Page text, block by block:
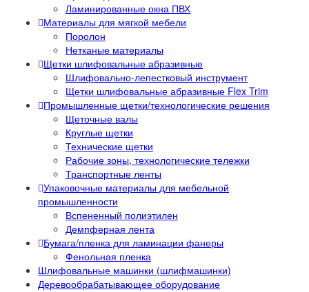
Ламинированные окна ПВХ
Материалы для мягкой мебели
Поролон
Нетканые материалы
Щетки шлифовальные абразивные
Шлифовально-лепестковый инструмент
Щетки шлифовальные абразивные Flex Trim
Промышленные щетки/технологические решения
Щеточные валы
Круглые щетки
Технические щетки
Рабочие зоны, технологические тележки
Транспортные ленты
Упаковочные материалы для мебельной
промышленности
Вспененный полиэтилен
Демпферная лента
Бумага/пленка для ламинации фанеры
Фенольная пленка
Шлифовальные машинки (шлифмашинки)
Деревообрабатывающее оборудование